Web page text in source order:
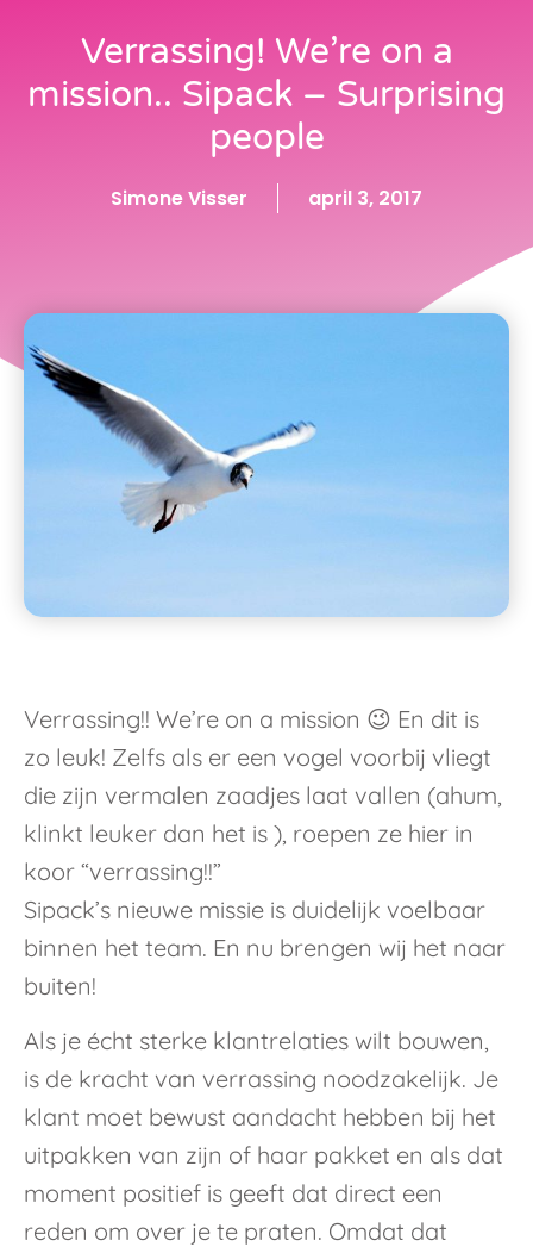
Verrassing! We’re on a
mission.. Sipack – Surprising
people
Simone Visser april 3, 2017
Verrassing!! We’re on a mission 😉 En dit is
zo leuk! Zelfs als er een vogel voorbij vliegt
die zijn vermalen zaadjes laat vallen (ahum,
klinkt leuker dan het is ), roepen ze hier in
koor “verrassing!!”
Sipack’s nieuwe missie is duidelijk voelbaar
binnen het team. En nu brengen wij het naar
buiten!
Als je écht sterke klantrelaties wilt bouwen,
is de kracht van verrassing noodzakelijk. Je
klant moet bewust aandacht hebben bij het
uitpakken van zijn of haar pakket en als dat
moment positief is geeft dat direct een
reden om over je te praten. Omdat dat